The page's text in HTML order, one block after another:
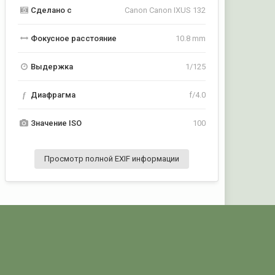
Сделано с Canon Canon IXUS 132
Фокусное расстояние 10.8 mm
Выдержка 1/125
f Диафрагма f/4.0
Значение ISO 100
Просмотр полной EXIF информации